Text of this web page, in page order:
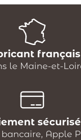
français
le Maine-et-
sécurisé
Apple